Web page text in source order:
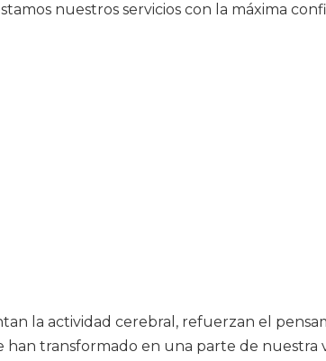
nuestros servicios con la máxima
la actividad cerebral, refuerzan el
transformado en una parte de nuestra